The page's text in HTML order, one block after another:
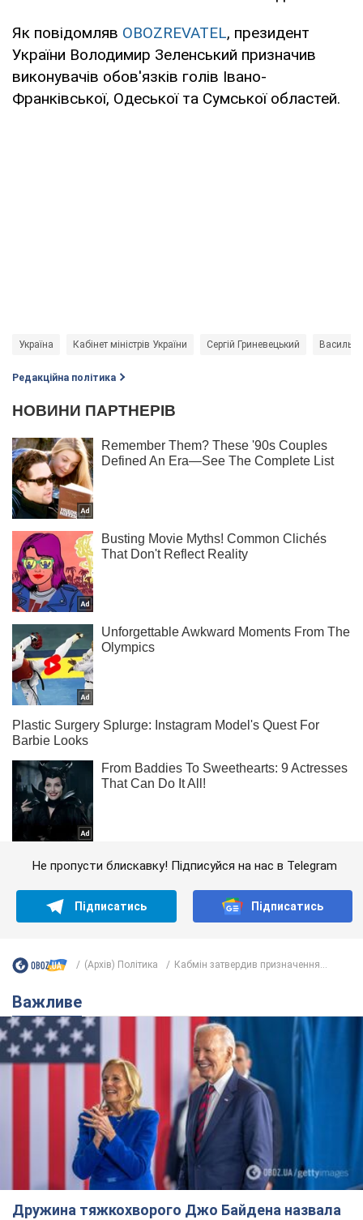
Як повідомляв OBOZREVATEL, президент
України Володимир Зеленський призначив
виконувачів обов'язків голів Івано-
Франківської, Одеської та Сумської областей.
Україна Кабінет міністрів України Сергій Гриневецький Василь
Редакційна політика
Не пропусти блискавку! Підписуйся на нас в Telegram
Підписатись Підписатись
(Архів) Політика Кабмін затвердив призначення...
Важливе
Дружина тяжкохворого Джо Байдена назвала